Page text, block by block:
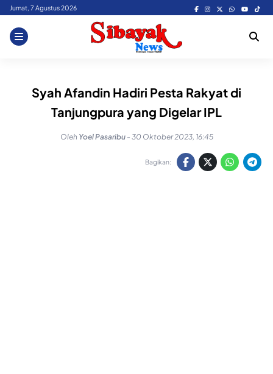
Skip
content
Jumat, 7 Agustus 2026
Syah Afandin Hadiri Pesta Rakyat di
Tanjungpura yang Digelar IPL
Oleh Yoel Pasaribu - 30 Oktober 2023, 16:45
Bagikan: